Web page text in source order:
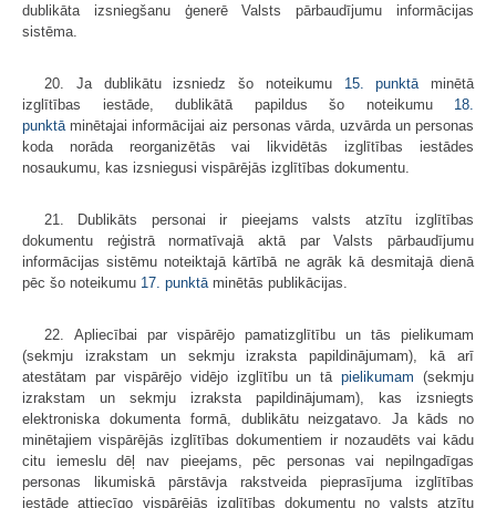
dublikāta izsniegšanu ģenerē Valsts pārbaudījumu informācijas
sistēma.
20. Ja dublikātu izsniedz šo noteikumu 15. punktā minētā
izglītības iestāde, dublikātā papildus šo noteikumu 18.
punktā minētajai informācijai aiz personas vārda, uzvārda un personas
koda norāda reorganizētās vai likvidētās izglītības iestādes
nosaukumu, kas izsniegusi vispārējās izglītības dokumentu.
21. Dublikāts personai ir pieejams valsts atzītu izglītības
dokumentu reģistrā normatīvajā aktā par Valsts pārbaudījumu
informācijas sistēmu noteiktajā kārtībā ne agrāk kā desmitajā dienā
pēc šo noteikumu 17. punktā minētās publikācijas.
22. Apliecībai par vispārējo pamatizglītību un tās pielikumam
(sekmju izrakstam un sekmju izraksta papildinājumam), kā arī
atestātam par vispārējo vidējo izglītību un tāpielikumam (sekmju
izrakstam un sekmju izraksta papildinājumam), kas izsniegts
elektroniska dokumenta formā, dublikātu neizgatavo. Ja kāds no
minētajiem vispārējās izglītības dokumentiem ir nozaudēts vai kādu
citu iemeslu dēļ nav pieejams, pēc personas vai nepilngadīgas
personas likumiskā pārstāvja rakstveida pieprasījuma izglītības
iestāde attiecīgo vispārējās izglītības dokumentu no valsts atzītu